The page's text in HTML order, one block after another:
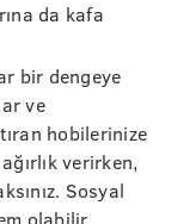
da kafa
bir dengeye
ve
hobilerinize
verirken,
Sosyal